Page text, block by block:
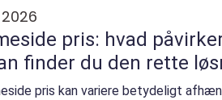
pris: hvad
finder du den rette
pris kan variere betydeligt